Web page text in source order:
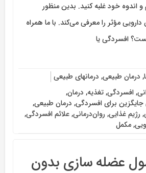
اندوه خود غلبه کنید. بدین منظور
مؤثر را معرفی می‌کند. با ما همراه
افسردگی یا
, درمان طبیعی, درمانهای طبیعی
,افسردگی,تغذیه, درمان,
جایگزین برای افسردگی, درمان طبیعی,
, رژیم غذایی, روان‌درمانی,علائم افسردگی,
,مکمل
عضله سازی بدون